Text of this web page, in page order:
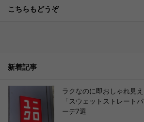
こちらもどうぞ
新着記事
ラクなのに即おしゃれ見
「スウェットストレート
ーデ7選